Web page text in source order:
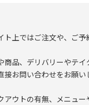
ト上ではご注文や、ご
商品、デリバリーやテ
接お問い合わせをお願い
アウトの有無、メニュー